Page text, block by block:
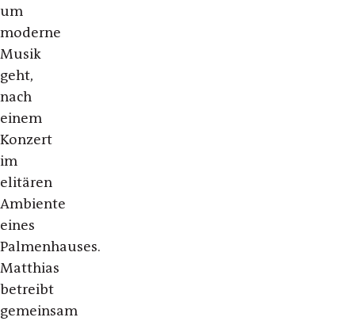
um
moderne
Musik
geht,
nach
einem
Konzert
im
elitären
Ambiente
eines
Palmenhauses.
Matthias
betreibt
gemeinsam